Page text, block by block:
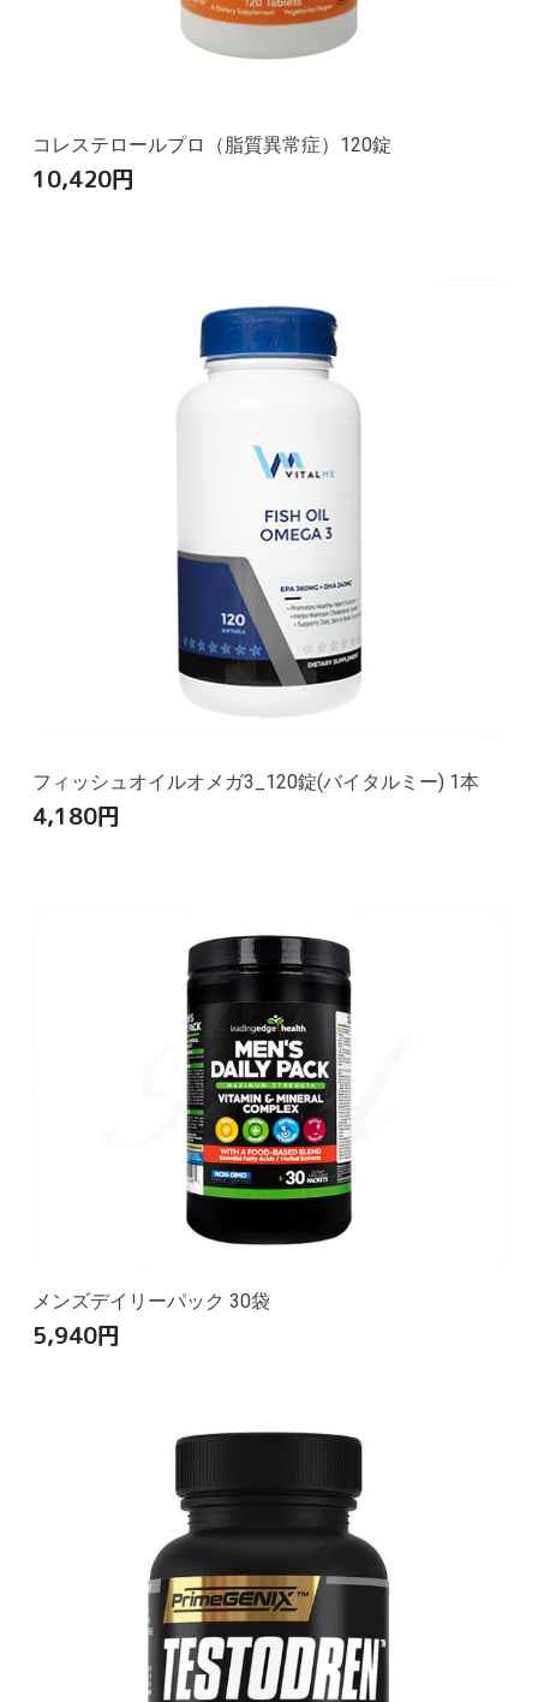
コレステロールプロ（脂質異常症）120錠
10,420円
フィッシュオイルオメガ3_120錠(バイタルミー) 1本
4,180円
メンズデイリーパック 30袋
5,940円